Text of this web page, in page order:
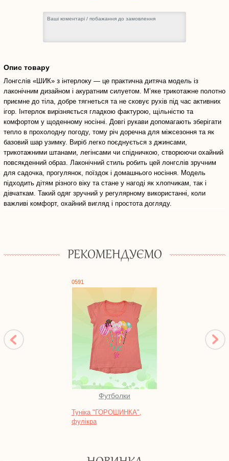
Опис товару
Лонгслів «ШИК» з інтерлоку — це практична дитяча модель із
лаконічним дизайном і акуратним силуетом. М’яке трикотажне полотно
приємне до тіла, добре тягнеться та не сковує рухів під час активних
ігор. Інтерлок вирізняється гладкою фактурою, щільністю та
комфортом у щоденному носінні. Довгі рукави допомагають зберігати
тепло в прохолодну погоду, тому річ доречна для міжсезоння та як
базовий шар узимку. Виріб легко поєднується з джинсами,
трикотажними штанами, легінсами чи спідничкою, створюючи охайний
повсякденний образ. Лаконічний стиль робить цей лонгслів зручним
для садочка, прогулянок, поїздок і домашнього носіння. Модель
підходить дітям різного віку та стане у нагоді як хлопчикам, так і
дівчаткам. Такий одяг зручний у регулярному використанні, коли
важливі комфорт, охайний вигляд і простота догляду.
РЕКОМЕНДУЄМО
0591
Футболки
Туніка "ГОРОШИНКА",
фулікра